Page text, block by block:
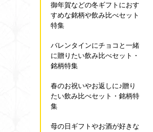
御年賀などの冬ギフトにおす
すめな銘柄や飲み比べセット
特集
バレンタインにチョコと一緒
に贈りたい飲み比べセット・
銘柄特集
春のお祝いやお返しに♪贈り
たい飲み比べセット・銘柄特
集
母の日ギフトやお酒が好きな